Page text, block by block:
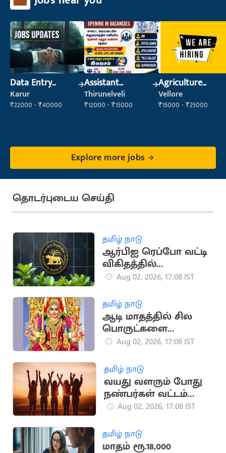
Data Entry
Operator
Karur
₹22000 - ₹40000
Assistant
Manager
Thirunelveli
₹12000 - ₹15000
Agriculture
Labour
Vellore
₹15000 - ₹25000
Explore more jobs
தொடர்புடைய செய்தி
தமிழ் நாடு
ஆர்பிஐ ரெப்போ வட்டி
விகிதத்தில்
மாற்றமில்லை:
நிபுணர்கள் கணிப்பு
Aug 02, 2026, 17:08 IST
தமிழ் நாடு
ஆடி மாதத்தில் சில
பொருட்களை
வாங்கினால் பண
Aug 02, 2026, 17:08 IST
தமிழ் நாடு
வயது வளரும் போது
நண்பர்கள் வட்டம்
சுருங்குவது ஏன்?
Aug 02, 2026, 17:08 IST
தமிழ் நாடு
மாதம் ரூ.18,000